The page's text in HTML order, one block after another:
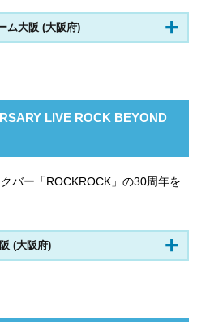
ム大阪 (大阪府)
LIVE ROCK BEYOND
バー「ROCKROCK」の30周年を
(大阪府)